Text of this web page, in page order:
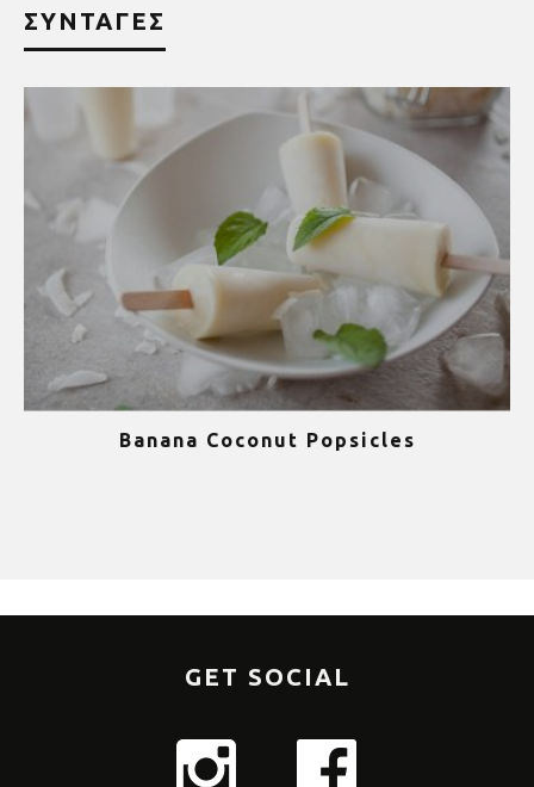
ΣΥΝΤΑΓΕΣ
Banana Coconut Popsicles
GET SOCIAL